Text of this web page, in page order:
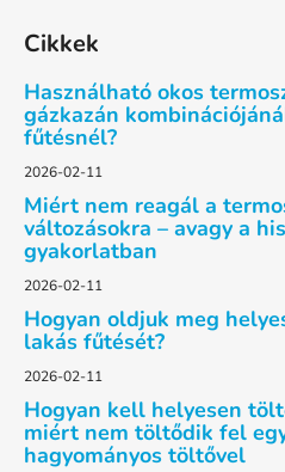
Cikkek
Használható okos
gázkazán
fűtésnél?
2026-02-11
Miért nem reagál a
változásokra – avagy a
gyakorlatban
2026-02-11
Hogyan oldjuk meg
lakás fűtését?
2026-02-11
Hogyan kell helyesen
miért nem töltődik fel
hagyományos töltővel